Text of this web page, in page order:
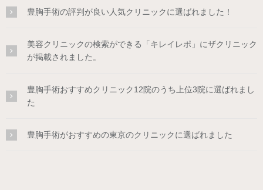
豊胸手術の評判が良い人気クリニックに選ばれました！
美容クリニックの検索ができる「キレイレポ」にザクリニック
が掲載されました。
豊胸手術おすすめクリニック12院のうち上位3院に選ばれまし
た
豊胸手術がおすすめの東京のクリニックに選ばれました